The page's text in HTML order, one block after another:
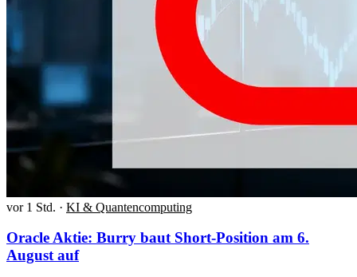
vor 1 Std. · KI & Quantencomputing
Oracle Aktie: Burry baut Short-Position am 6.
August auf